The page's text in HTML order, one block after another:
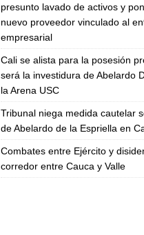
presunto lavado de activos y
nuevo proveedor vinculado al
empresarial
Cali se alista para la posesión
será la investidura de Abelardo
la Arena USC
Tribunal niega medida cautelar
de Abelardo de la Espriella en
Combates entre Ejército y
corredor entre Cauca y Valle